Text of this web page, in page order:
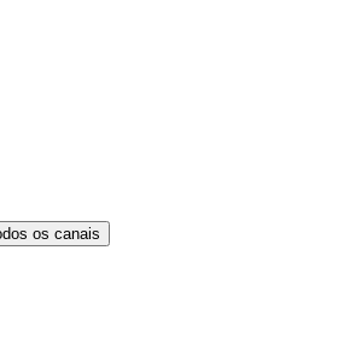
os canais